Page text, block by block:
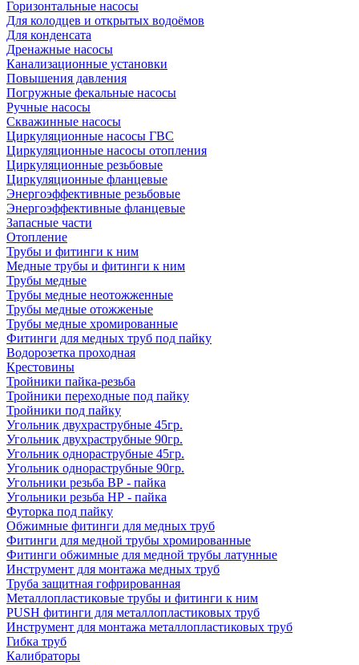
Горизонтальные насосы
Для колодцев и открытых водоёмов
Для конденсата
Дренажные насосы
Канализационные установки
Повышения давления
Погружные фекальные насосы
Ручные насосы
Скважинные насосы
Циркуляционные насосы ГВС
Циркуляционные насосы отопления
Циркуляционные резьбовые
Циркуляционные фланцевые
Энергоэффективные резьбовые
Энергоэффективные фланцевые
Запасные части
Отопление
Трубы и фитинги к ним
Медные трубы и фитинги к ним
Трубы медные
Трубы медные неотожженные
Трубы медные отожженые
Трубы медные хромированные
Фитинги для медных труб под пайку
Водорозетка проходная
Крестовины
Тройники пайка-резьба
Тройники переходные под пайку
Тройники под пайку
Угольник двухраструбные 45гр.
Угольник двухраструбные 90гр.
Угольник однораструбные 45гр.
Угольник однораструбные 90гр.
Угольники резьба ВР - пайка
Угольники резьба НР - пайка
Футорка под пайку
Обжимные фитинги для медных труб
Фитинги для медной трубы хромированные
Фитинги обжимные для медной трубы латунные
Инструмент для монтажа медных труб
Труба защитная гофрированная
Металлопластиковые трубы и фитинги к ним
PUSH фитинги для металлопластиковых труб
Инструмент для монтажа металлопластиковых труб
Гибка труб
Калибраторы